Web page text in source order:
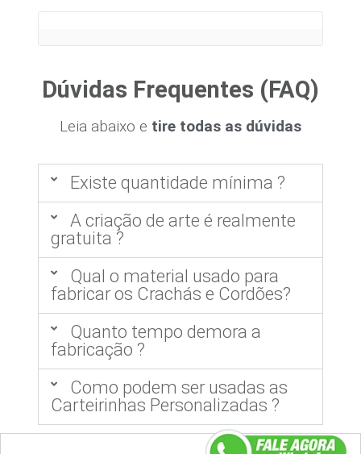
Dúvidas Frequentes (FAQ)
Leia abaixo e tire todas as dúvidas
Existe quantidade mínima ?
A criação de arte é realmente
gratuita ?
Qual o material usado para
fabricar os Crachás e Cordões?
Quanto tempo demora a
fabricação ?
Como podem ser usadas as
Carteirinhas Personalizadas ?